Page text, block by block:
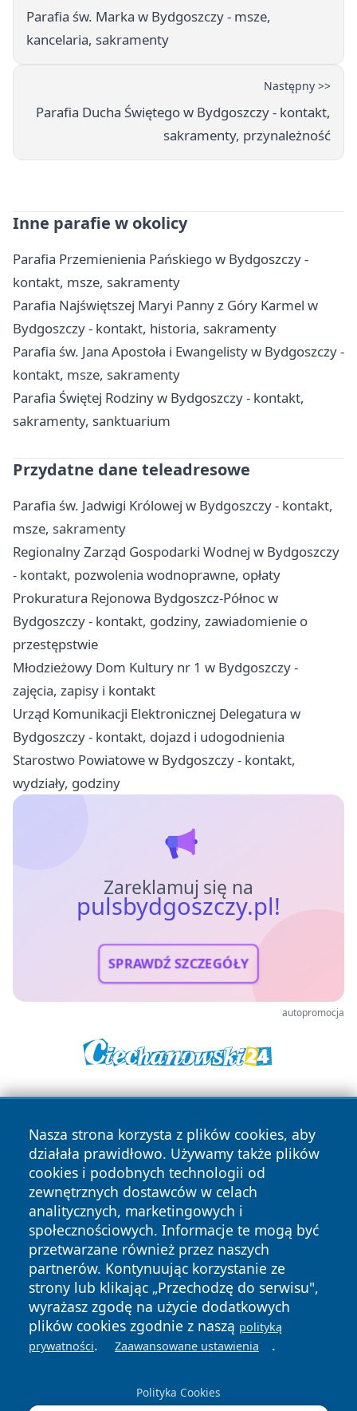
Parafia św. Marka w Bydgoszczy - msze,
kancelaria, sakramenty
Następny >>
Parafia Ducha Świętego w Bydgoszczy - kontakt,
sakramenty, przynależność
Inne parafie w okolicy
Parafia Przemienienia Pańskiego w Bydgoszczy -
kontakt, msze, sakramenty
Parafia Najświętszej Maryi Panny z Góry Karmel w
Bydgoszczy - kontakt, historia, sakramenty
Parafia św. Jana Apostoła i Ewangelisty w Bydgoszczy -
kontakt, msze, sakramenty
Parafia Świętej Rodziny w Bydgoszczy - kontakt,
sakramenty, sanktuarium
Przydatne dane teleadresowe
Parafia św. Jadwigi Królowej w Bydgoszczy - kontakt,
msze, sakramenty
Regionalny Zarząd Gospodarki Wodnej w Bydgoszczy
- kontakt, pozwolenia wodnoprawne, opłaty
Prokuratura Rejonowa Bydgoszcz-Północ w
Bydgoszczy - kontakt, godziny, zawiadomienie o
przestępstwie
Młodzieżowy Dom Kultury nr 1 w Bydgoszczy -
zajęcia, zapisy i kontakt
Urząd Komunikacji Elektronicznej Delegatura w
Bydgoszczy - kontakt, dojazd i udogodnienia
Starostwo Powiatowe w Bydgoszczy - kontakt,
wydziały, godziny
Zareklamuj się na
pulsbydgoszczy.pl!
SPRAWDŹ SZCZEGÓŁY
autopromocja
Nasza strona korzysta z plików cookies, aby
działała prawidłowo. Używamy także plików
cookies i podobnych technologii od
zewnętrznych dostawców w celach
analitycznych, marketingowych i
społecznościowych. Informacje te mogą być
przetwarzane również przez naszych
partnerów. Kontynuując korzystanie ze
strony lub klikając „Przechodzę do serwisu",
wyrażasz zgodę na użycie dodatkowych
plików cookies zgodnie z naszą polityką
prywatności. Zaawansowane ustawienia .
Polityka Cookies
Copyright © 2026 pulsbydgoszczy.pl Wszystkie prawa
zastrzeżone.
News Autorzy
Polityka
Prywatności
Polityka
Cookies